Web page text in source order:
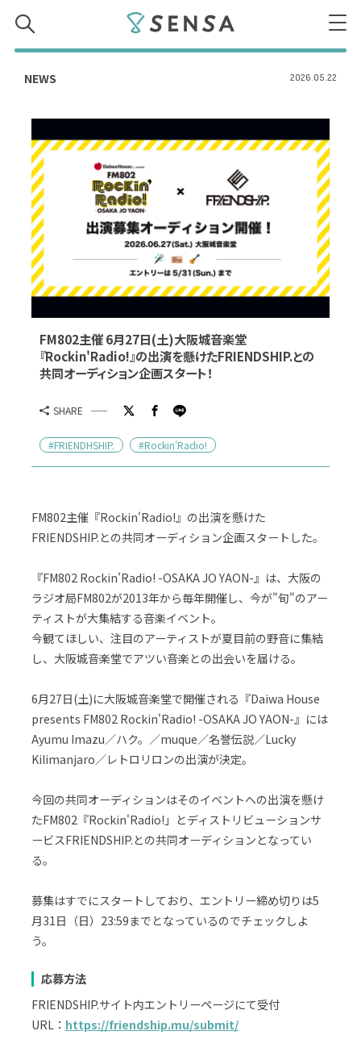
NEWS 2026.05.22
FM802主催 6月27日(土)大阪城音楽堂
『Rockin'Radio!』の出演を懸けたFRIENDSHIP.との
共同オーディション企画スタート！
SHARE
#FRIENDHSHIP. #Rockin'Radio!
FM802主催『Rockin'Radio!』の出演を懸けた
FRIENDSHIP.との共同オーディション企画スタートした。
『FM802 Rockin'Radio! -OSAKA JO YAON-』は、大阪の
ラジオ局FM802が2013年から毎年開催し、今が"旬"のアー
ティストが大集結する音楽イベント。
今観てほしい、注目のアーティストが夏目前の野音に集結
し、大阪城音楽堂でアツい音楽との出会いを届ける。
6月27日(土)に大阪城音楽堂で開催される『Daiwa House
presents FM802 Rockin'Radio! -OSAKA JO YAON-』には
Ayumu Imazu／ハク。／muque／名誉伝説／Lucky
Kilimanjaro／レトロリロンの出演が決定。
今回の共同オーディションはそのイベントへの出演を懸け
たFM802『Rockin'Radio!」とディストリビューションサ
ービスFRIENDSHIP.との共同オーディションとなってい
る。
募集はすでにスタートしており、エントリー締め切りは5
月31日（日）23:59までとなっているのでチェックしよ
う。
応募方法
FRIENDSHIP.サイト内エントリーページにて受付
URL： https://friendship.mu/submit/